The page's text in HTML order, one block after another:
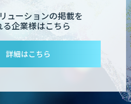
発支援
ューションの掲載を
企業様はこちら
詳細はこちら